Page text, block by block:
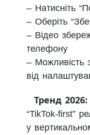
– Натисніть
– Оберіть
– Відео
телефону
– Можливість
від
Тренд 2026:
“TikTok-first”
у